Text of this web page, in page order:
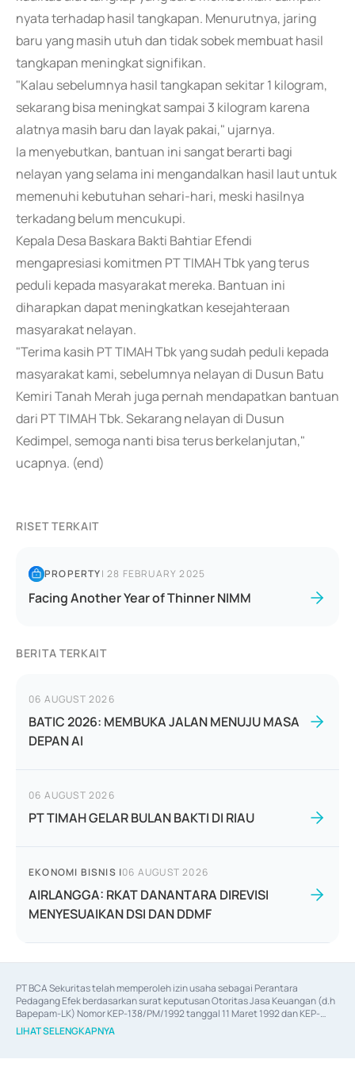
nyata terhadap hasil tangkapan. Menurutnya, jaring
baru yang masih utuh dan tidak sobek membuat hasil
tangkapan meningkat signifikan.
"Kalau sebelumnya hasil tangkapan sekitar 1 kilogram,
sekarang bisa meningkat sampai 3 kilogram karena
alatnya masih baru dan layak pakai," ujarnya.
Ia menyebutkan, bantuan ini sangat berarti bagi
nelayan yang selama ini mengandalkan hasil laut untuk
memenuhi kebutuhan sehari-hari, meski hasilnya
terkadang belum mencukupi.
Kepala Desa Baskara Bakti Bahtiar Efendi
mengapresiasi komitmen PT TIMAH Tbk yang terus
peduli kepada masyarakat mereka. Bantuan ini
diharapkan dapat meningkatkan kesejahteraan
masyarakat nelayan.
"Terima kasih PT TIMAH Tbk yang sudah peduli kepada
masyarakat kami, sebelumnya nelayan di Dusun Batu
Kemiri Tanah Merah juga pernah mendapatkan bantuan
dari PT TIMAH Tbk. Sekarang nelayan di Dusun
Kedimpel, semoga nanti bisa terus berkelanjutan,"
ucapnya. (end)
RISET TERKAIT
PROPERTY|28 FEBRUARY 2025
Facing Another Year of Thinner NIMM
BERITA TERKAIT
06 AUGUST 2026
BATIC 2026: MEMBUKA JALAN MENUJU MASA
DEPAN AI
06 AUGUST 2026
PT TIMAH GELAR BULAN BAKTI DI RIAU
EKONOMI BISNIS |06 AUGUST 2026
AIRLANGGA: RKAT DANANTARA DIREVISI
MENYESUAIKAN DSI DAN DDMF
PT BCA Sekuritas telah memperoleh izin usaha sebagai Perantara
Pedagang Efek berdasarkan surat keputusan Otoritas Jasa Keuangan (d.h
Bapepam-LK) Nomor KEP-138/PM/1992 tanggal 11 Maret 1992 dan KEP-
06/D.04/2014 tanggal 28 Februari 2014, izin usaha sebagai Penjamin Emisi
Efek berdasarkan surat keputusan Otoritas Jasa Keuangan Nomor KEP-
LIHAT SELENGKAPNYA